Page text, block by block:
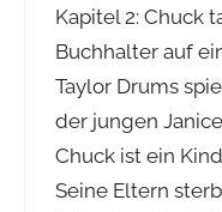
Kapitel 2: Chuck
Buchhalter auf
Taylor Drums
der jungen
Chuck ist ein
Seine Eltern